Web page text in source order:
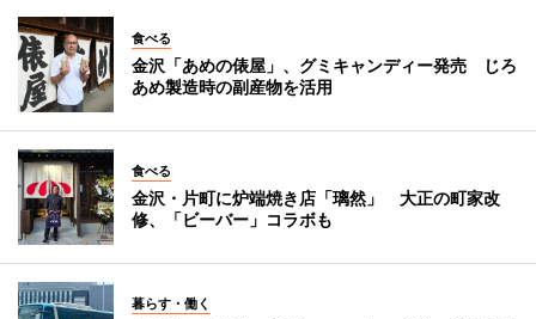
食べる
金沢「あめの俵屋」、グミキャンディー発売 じろ
あめ製造時の副産物を活用
食べる
金沢・片町に炉端焼き店「璃然」 大正の町家改
修、「ビーバー」コラボも
暮らす・働く